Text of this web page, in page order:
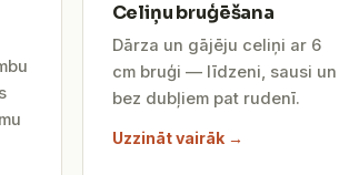
Celiņu bruģēšana
Dārza un gājēju celiņi ar 6
cm bruģi — līdzeni, sausi un
bez dubļiem pat rudenī.
Uzzināt vairāk →